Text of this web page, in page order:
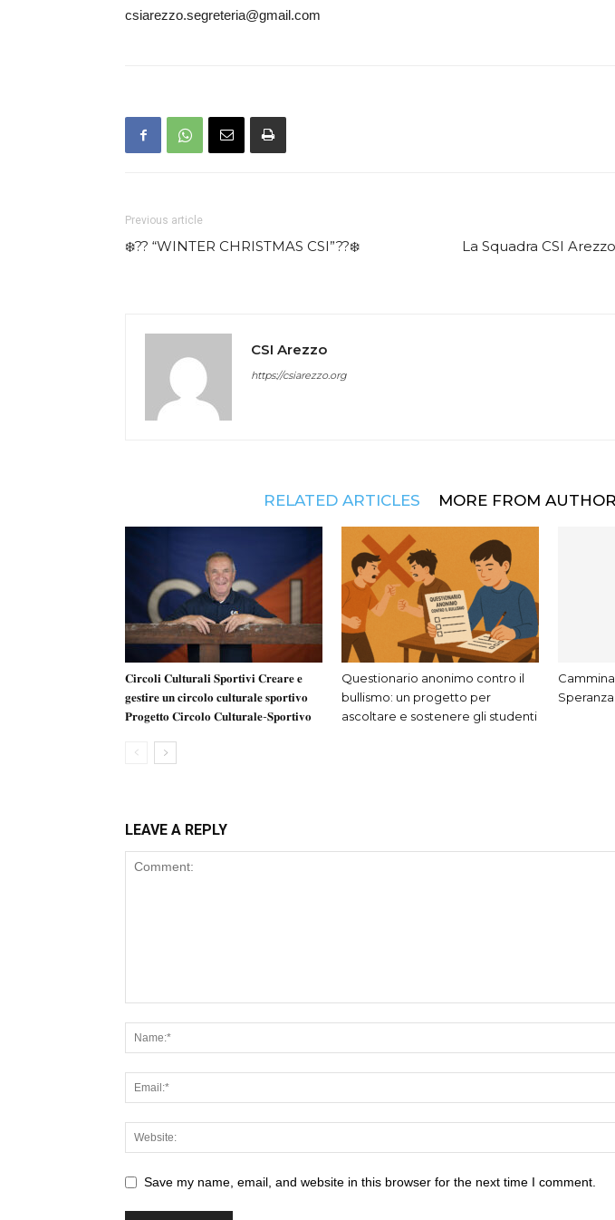
csiarezzo.segreteria@gmail.com
Previous article
❄️?? “WINTER CHRISTMAS CSI”??❄️
La Squadra CSI
CSI Arezzo
https://csiarezzo.org
RELATED ARTICLES MORE FROM AUTHOR
𝐂𝐢𝐫𝐜𝐨𝐥𝐢 𝐂𝐮𝐥𝐭𝐮𝐫𝐚𝐥𝐢 𝐒𝐩𝐨𝐫𝐭𝐢𝐯𝐢 𝐂𝐫𝐞𝐚𝐫𝐞 𝐞
𝐠𝐞𝐬𝐭𝐢𝐫𝐞 𝐮𝐧 𝐜𝐢𝐫𝐜𝐨𝐥𝐨 𝐜𝐮𝐥𝐭𝐮𝐫𝐚𝐥𝐞 𝐬𝐩𝐨𝐫𝐭𝐢𝐯𝐨
𝐏𝐫𝐨𝐠𝐞𝐭𝐭𝐨 𝐂𝐢𝐫𝐜𝐨𝐥𝐨 𝐂𝐮𝐥𝐭𝐮𝐫𝐚𝐥𝐞-𝐒𝐩𝐨𝐫𝐭𝐢𝐯𝐨
Questionario anonimo contro il
bullismo: un progetto per
ascoltare e sostenere gli studenti
Speranza
LEAVE A REPLY
Save my name, email, and website in this browser for the next time I comment.